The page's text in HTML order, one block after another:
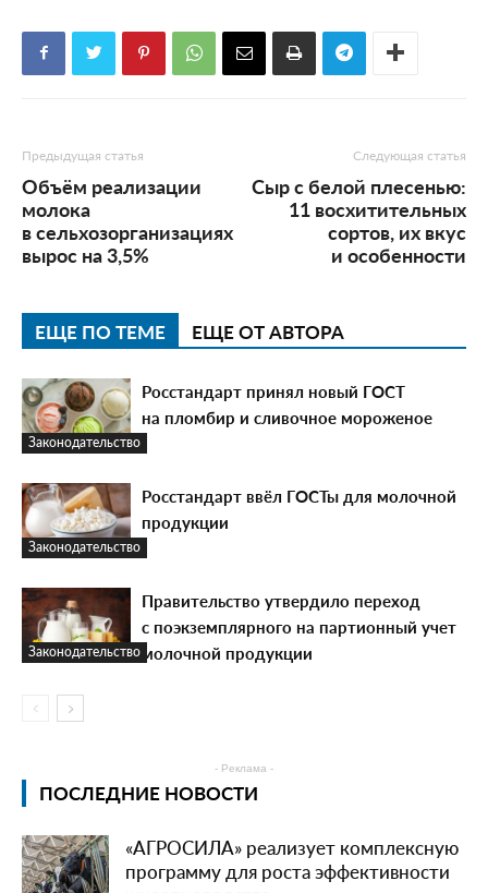
Предыдущая статья
Объём реализации
молока
в сельхозорганизациях
вырос на 3,5%
Следующая статья
Сыр с белой плесенью:
11 восхитительных
сортов, их вкус
и особенности
ЕЩЕ ПО ТЕМЕ ЕЩЕ ОТ АВТОРА
Законодательство
Росстандарт принял новый ГОСТ
на пломбир и сливочное мороженое
Законодательство
Росстандарт ввёл ГОСТы для молочной
продукции
Законодательство
Правительство утвердило переход
с поэкземплярного на партионный учет
молочной продукции
- Реклама -
ПОСЛЕДНИЕ НОВОСТИ
«АГРОСИЛА» реализует комплексную
программу для роста эффективности